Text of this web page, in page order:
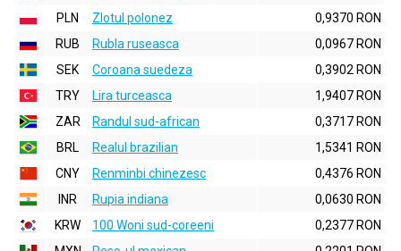
PLN
Zlotul polonez
0,9370 RON
RUB
Rubla ruseasca
0,0967 RON
SEK
Coroana suedeza
0,3902 RON
TRY
Lira turceasca
1,9407 RON
ZAR
Randul sud-african
0,3717 RON
BRL
Realul brazilian
1,5341 RON
CNY
Renminbi chinezesc
0,4376 RON
INR
Rupia indiana
0,0630 RON
KRW
100 Woni sud-coreeni
0,2377 RON